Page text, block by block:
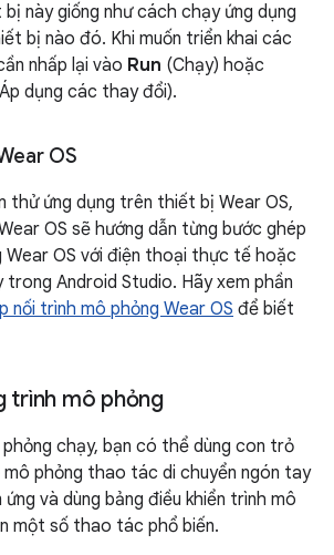
này giống như cách chạy ứng dụng
bị nào đó. Khi muốn triển khai các
nhấp lại vào Run (Chạy) hoặc
dụng các thay đổi).
OS
thử ứng dụng trên thiết bị Wear OS,
OS sẽ hướng dẫn từng bước ghép
Wear OS với điện thoại thực tế hoặc
Android Studio. Hãy xem phần
nối trình mô phỏng Wear OS để biết
trình mô phỏng
chạy, bạn có thể dùng con trỏ
phỏng thao tác di chuyển ngón tay
và dùng bảng điều khiển trình mô
một số thao tác phổ biến.